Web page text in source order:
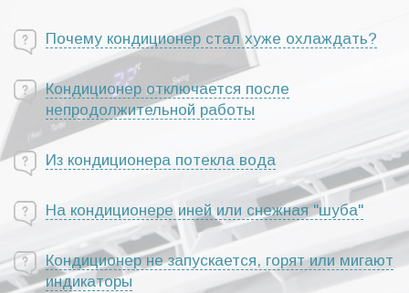
Почему кондиционер стал хуже охлаждать?
Кондиционер отключается после
непродолжительной работы
Из кондиционера потекла вода
На кондиционере иней или снежная "шуба"
Кондиционер не запускается, горят или мигают
индикаторы